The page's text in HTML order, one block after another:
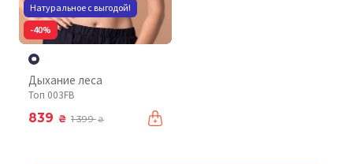
Натуральное с выгодой!
-40%
Дыхание леса
Топ 003FB
839 ₴ 1 399₴